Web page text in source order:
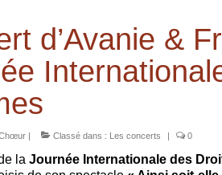
d’Avanie &
| Classé dans : Les concerts | 0
la Journée Internationale des